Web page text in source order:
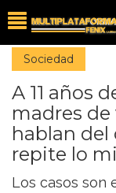
Sociedad
A 11 años
madres
hablan del
repite lo
Los casos son